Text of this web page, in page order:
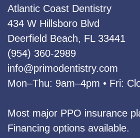
Atlantic Coast Dentistry
434 W Hillsboro Blvd
Deerfield Beach, FL 33441
(954) 360‑2989
info@primodentistry.com
Mon–Thu: 9am–4pm • Fri:
Most major PPO insurance
Financing options available.